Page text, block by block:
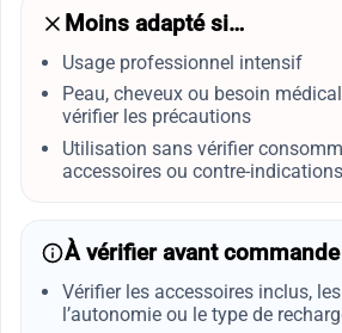
Moins adapté si…
Usage professionnel intensif
Peau, cheveux ou besoin
vérifier les précautions
Utilisation sans vérifier
accessoires ou contre-indications
À vérifier avant commande
Vérifier les accessoires inclus,
l’autonomie ou le type de